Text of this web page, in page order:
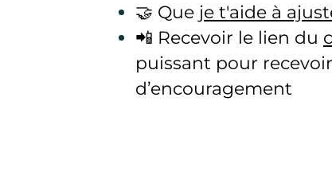
🤝 Que je t'aide à
📲 Recevoir le lien du
puissant pour
d’encouragement